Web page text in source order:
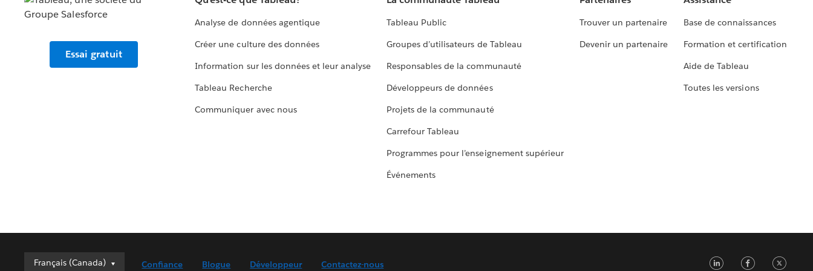
Essai gratuit
Analyse de données agentique
Créer une culture des données
Information sur les données et leur analyse
Tableau Recherche
Communiquer avec nous
Tableau Public
Groupes d’utilisateurs de Tableau
Responsables de la communauté
Développeurs de données
Projets de la communauté
Carrefour Tableau
Programmes pour l’enseignement supérieur
Événements
Trouver un partenaire
Devenir un partenaire
Base de connaissances
Formation et certification
Aide de Tableau
Toutes les versions
Français (Canada)
Français (Canada) Confiance Blogue Développeur Contactez-nous LinkedIn